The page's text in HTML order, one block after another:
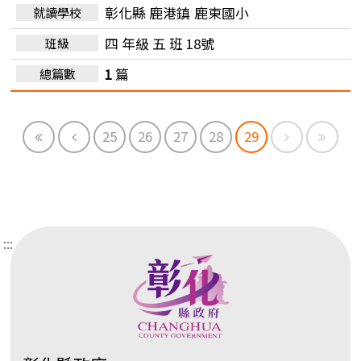
彰化縣 鹿港鎮 鹿東國小
四 年級 五 班 18號
1 篇
First Previous
25 26 27 28 29 Next End
:::